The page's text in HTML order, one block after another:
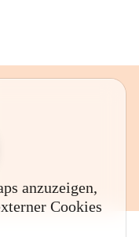
anzuzeigen,
Cookies